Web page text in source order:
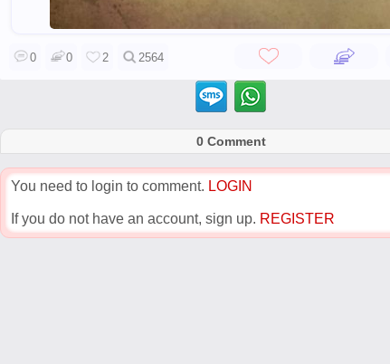
0 0 2 2564
0 Comment
You need to login to comment. LOGIN
If you do not have an account, sign up. REGISTER